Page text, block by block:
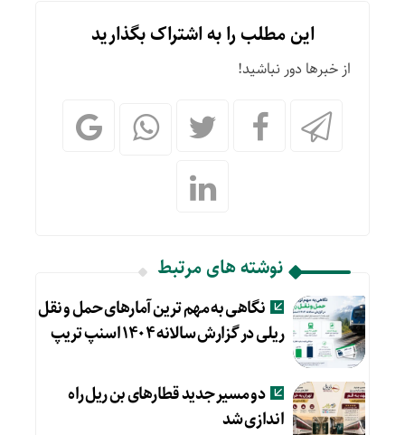
این مطلب را به اشتراک بگذارید
از خبرها دور نباشید!
نوشته های مرتبط
نگاهی به مهم ترین آمارهای حمل و نقل
ریلی در گزارش سالانه ۱۴۰۴ اسنپ تریپ
دو مسیر جدید قطارهای بن ریل راه
اندازی شد